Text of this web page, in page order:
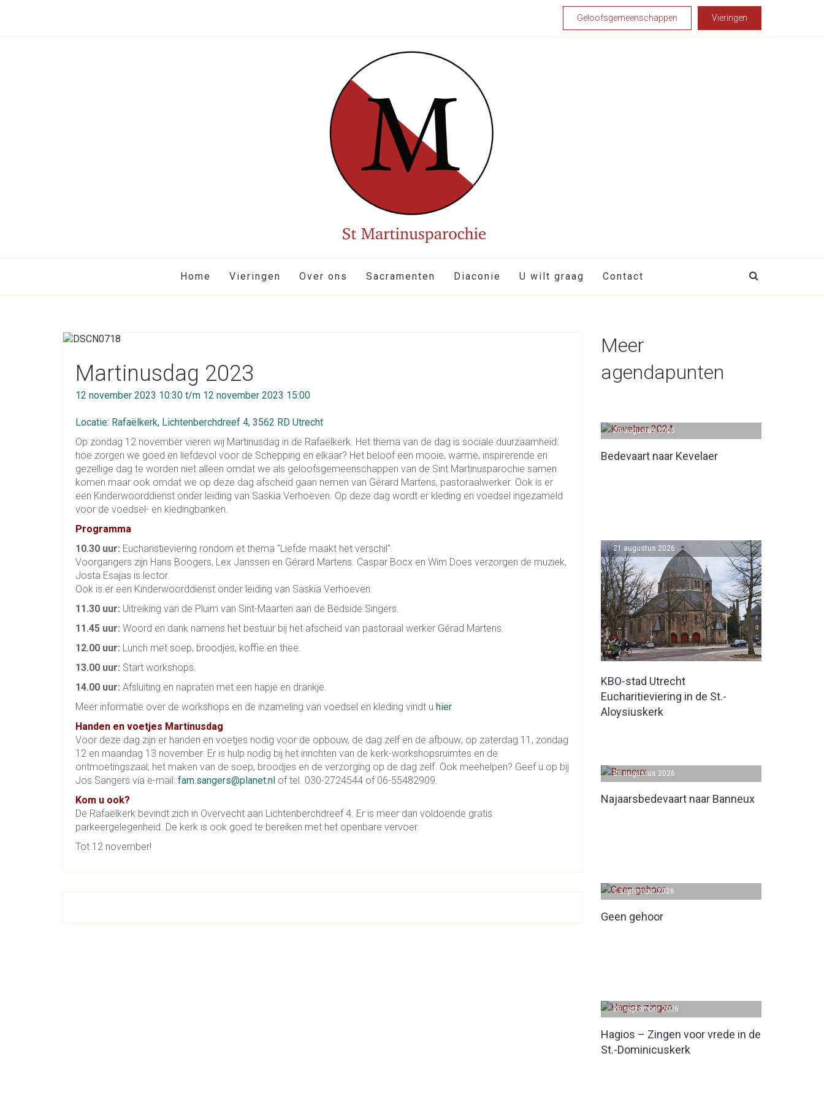
Geloofsgemeenschappen Vieringen
Home Vieringen Over ons Sacramenten Diaconie U wilt graag Contact
Martinusdag 2023
12 november 2023 10:30 t/m 12 november 2023 15:00
Locatie: Rafaëlkerk, Lichtenberchdreef 4, 3562 RD Utrecht
Op zondag 12 november vieren wij Martinusdag in de Rafaëlkerk. Het thema van de dag is sociale duurzaamheid:
hoe zorgen we goed en liefdevol voor de Schepping en elkaar? Het beloof een mooie, warme, inspirerende en
gezellige dag te worden niet alleen omdat we als geloofsgemeenschappen van de Sint Martinusparochie samen
komen maar ook omdat we op deze dag afscheid gaan nemen van Gérard Martens, pastoraalwerker. Ook is er
een Kinderwoorddienst onder leiding van Saskia Verhoeven. Op deze dag wordt er kleding en voedsel ingezameld
voor de voedsel- en kledingbanken.
Programma
10.30 uur: Eucharistieviering rondom et thema "Liefde maakt het verschil".
Voorgangers zijn Hans Boogers, Lex Janssen en Gérard Martens. Caspar Bocx en Wim Does verzorgen de muziek,
Josta Esajas is lector.
Ook is er een Kinderwoorddienst onder leiding van Saskia Verhoeven.
11.30 uur: Uitreiking van de Pluim van Sint-Maarten aan de Bedside Singers.
11.45 uur: Woord en dank namens het bestuur bij het afscheid van pastoraal werker Gérad Martens.
12.00 uur: Lunch met soep, broodjes, koffie en thee.
13.00 uur: Start workshops.
14.00 uur: Afsluiting en napraten met een hapje en drankje.
Meer informatie over de workshops en de inzameling van voedsel en kleding vindt u hier.
Handen en voetjes Martinusdag
Voor deze dag zijn er handen en voetjes nodig voor de opbouw, de dag zelf en de afbouw; op zaterdag 11, zondag
12 en maandag 13 november. Er is hulp nodig bij het inrichten van de kerk-workshopsruimtes en de
ontmoetingszaal; het maken van de soep, broodjes en de verzorging op de dag zelf. Ook meehelpen? Geef u op bij
Jos Sangers via e-mail: fam.sangers@planet.nl of tel. 030-2724544 of 06-55482909.
Kom u ook?
De Rafaëlkerk bevindt zich in Overvecht aan Lichtenberchdreef 4. Er is meer dan voldoende gratis
parkeergelegenheid. De kerk is ook goed te bereiken met het openbare vervoer.
Tot 12 november!
Meer
agendapunten
Bedevaart naar Kevelaer
20 augustus 2026
KBO-stad Utrecht
Eucharitieviering in de St.-
Aloysiuskerk
21 augustus 2026
Najaarsbedevaart naar Banneux
28 augustus 2026
Geen gehoor
1 september 2026
Hagios – Zingen voor vrede in de
St.-Dominicuskerk
20 september 2026